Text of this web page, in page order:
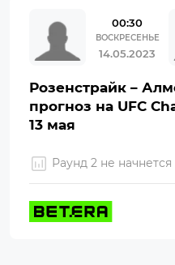
00:30
ВОСКРЕСЕНЬЕ
14.05.2023
Розенстрайк –
прогноз на UFC
13 мая
Раунд 2 не начнется